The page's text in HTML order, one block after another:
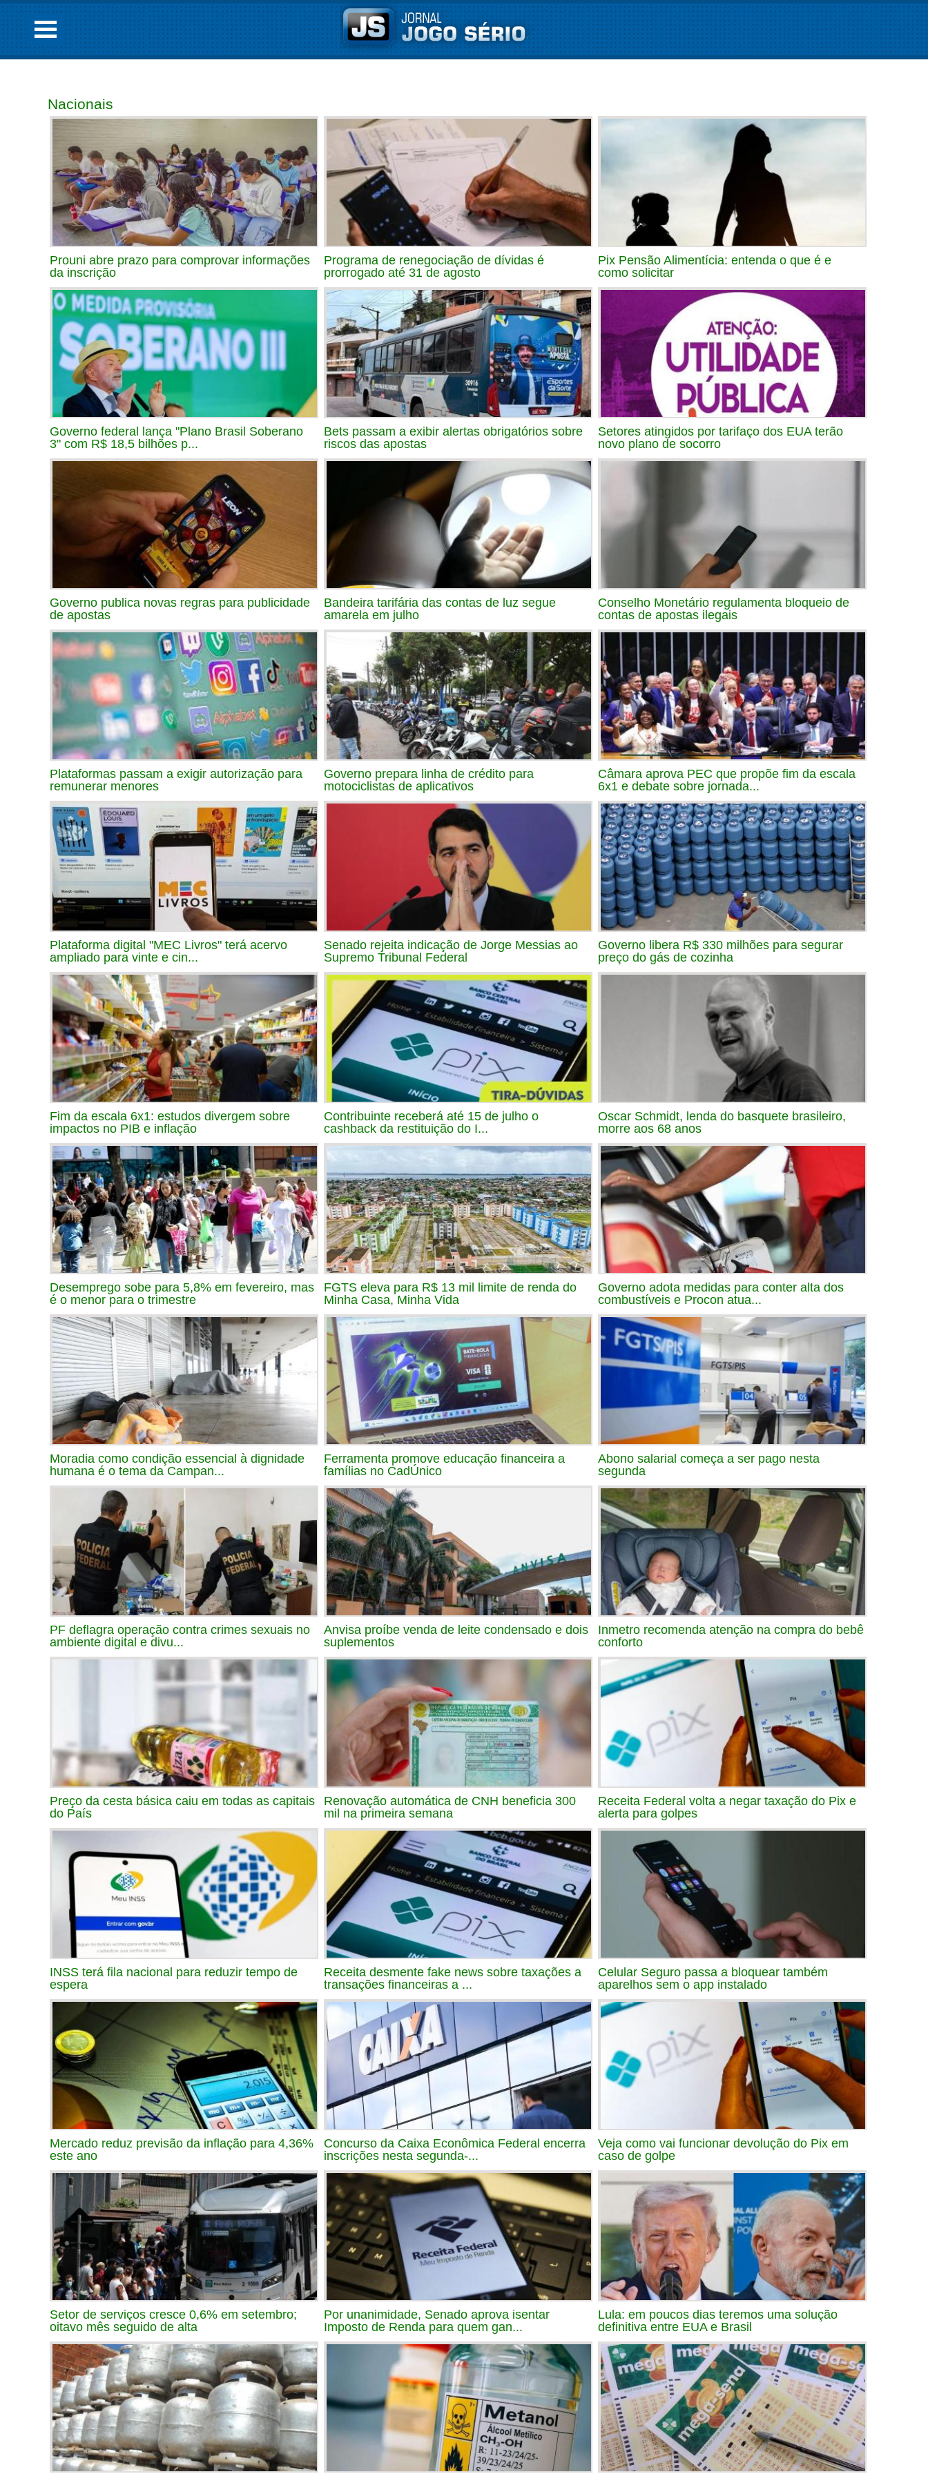
Nacionais
Prouni abre prazo para comprovar informações
da inscrição
Programa de renegociação de dívidas é
prorrogado até 31 de agosto
Pix Pensão Alimentícia: entenda o que é e
como solicitar
Governo federal lança "Plano Brasil Soberano
3" com R$ 18,5 bilhões p...
Bets passam a exibir alertas obrigatórios sobre
riscos das apostas
Setores atingidos por tarifaço dos EUA terão
novo plano de socorro
Governo publica novas regras para publicidade
de apostas
Bandeira tarifária das contas de luz segue
amarela em julho
Conselho Monetário regulamenta bloqueio de
contas de apostas ilegais
Plataformas passam a exigir autorização para
remunerar menores
Governo prepara linha de crédito para
motociclistas de aplicativos
Câmara aprova PEC que propõe fim da escala
6x1 e debate sobre jornada...
Plataforma digital "MEC Livros" terá acervo
ampliado para vinte e cin...
Senado rejeita indicação de Jorge Messias ao
Supremo Tribunal Federal
Governo libera R$ 330 milhões para segurar
preço do gás de cozinha
Fim da escala 6x1: estudos divergem sobre
impactos no PIB e inflação
Contribuinte receberá até 15 de julho o
cashback da restituição do I...
Oscar Schmidt, lenda do basquete brasileiro,
morre aos 68 anos
Desemprego sobe para 5,8% em fevereiro, mas
é o menor para o trimestre
FGTS eleva para R$ 13 mil limite de renda do
Minha Casa, Minha Vida
Governo adota medidas para conter alta dos
combustíveis e Procon atua...
Moradia como condição essencial à dignidade
humana é o tema da Campan...
Ferramenta promove educação financeira a
famílias no CadÚnico
Abono salarial começa a ser pago nesta
segunda
PF deflagra operação contra crimes sexuais no
ambiente digital e divu...
Anvisa proíbe venda de leite condensado e dois
suplementos
Inmetro recomenda atenção na compra do bebê
conforto
Preço da cesta básica caiu em todas as capitais
do País
Renovação automática de CNH beneficia 300
mil na primeira semana
Receita Federal volta a negar taxação do Pix e
alerta para golpes
INSS terá fila nacional para reduzir tempo de
espera
Receita desmente fake news sobre taxações a
transações financeiras a ...
Celular Seguro passa a bloquear também
aparelhos sem o app instalado
Mercado reduz previsão da inflação para 4,36%
este ano
Concurso da Caixa Econômica Federal encerra
inscrições nesta segunda-...
Veja como vai funcionar devolução do Pix em
caso de golpe
Setor de serviços cresce 0,6% em setembro;
oitavo mês seguido de alta
Por unanimidade, Senado aprova isentar
Imposto de Renda para quem gan...
Lula: em poucos dias teremos uma solução
definitiva entre EUA e Brasil